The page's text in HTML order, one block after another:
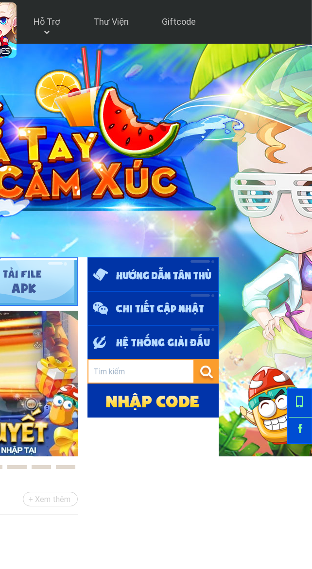
Hỗ Trợ Thư Viện Giftcode
+ Xem thêm